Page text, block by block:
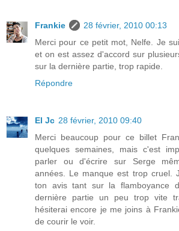
Frankie
28 février, 2010 00:13
Merci pour ce petit mot, Nelfe. Je
et on est assez d'accord sur
sur la dernière partie, trop rapide.
Répondre
El Jc 28 février, 2010 09:40
Merci beaucoup pour ce billet
quelques semaines, mais c'est
parler ou d'écrire sur Serge
années. Le manque est trop cruel.
ton avis tant sur la flamboyance
dernière partie un peu trop vite
hésiterai encore je me joins à
de courir le voir.